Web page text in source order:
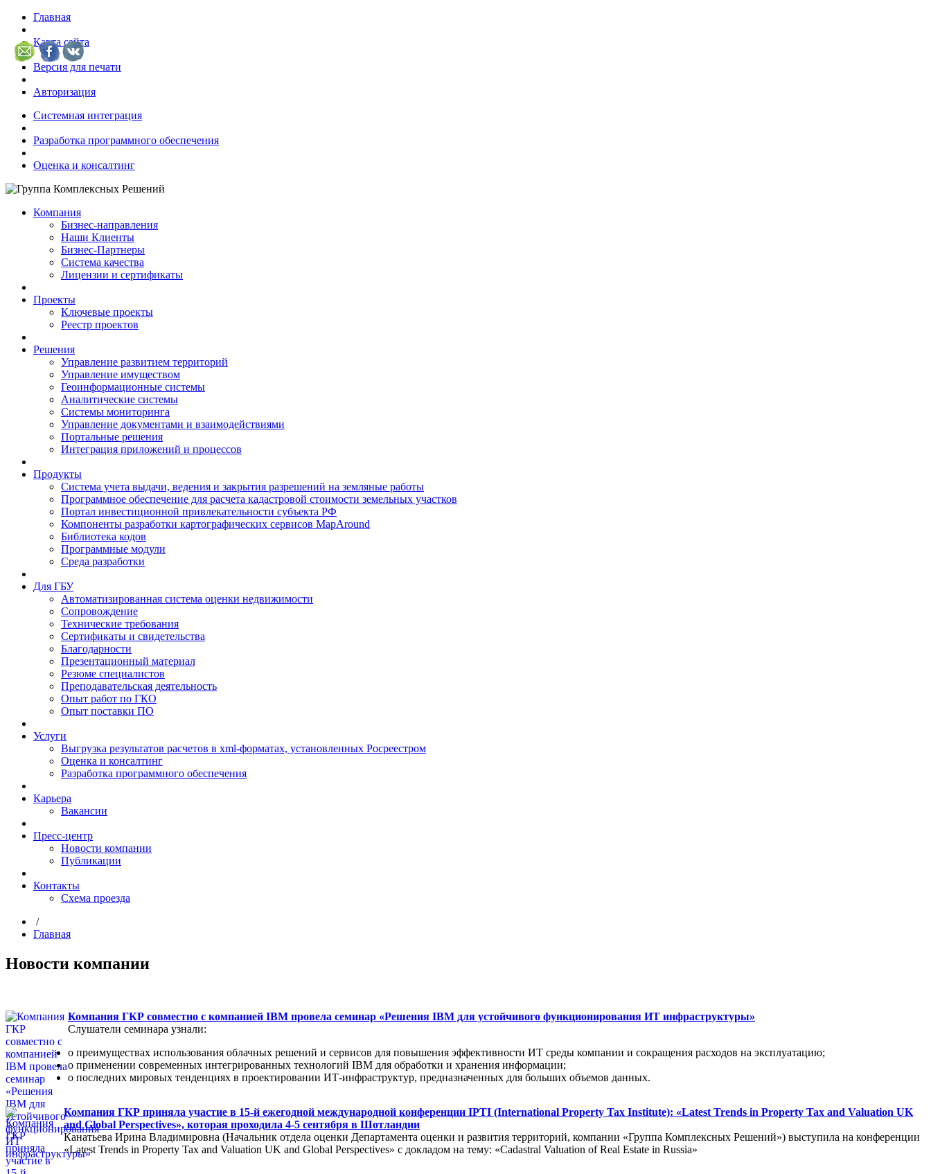
Главная
Карта сайта
Версия для печати
Авторизация
Системная интеграция
Разработка программного обеспечения
Оценка и консалтинг
Компания
Бизнес-направления
Наши Клиенты
Бизнес-Партнеры
Система качества
Лицензии и сертификаты
Проекты
Ключевые проекты
Реестр проектов
Решения
Управление развитием территорий
Управление имуществом
Геоинформационные системы
Аналитические системы
Системы мониторинга
Управление документами и взаимодействиями
Портальные решения
Интеграция приложений и процессов
Продукты
Система учета выдачи, ведения и закрытия разрешений на земляные работы
Программное обеспечение для расчета кадастровой стоимости земельных участков
Портал инвестиционной привлекательности субъекта РФ
Компоненты разработки картографических сервисов MapAround
Библиотека кодов
Программные модули
Среда разработки
Для ГБУ
Автоматизированная система оценки недвижимости
Сопровождение
Технические требования
Сертификаты и свидетельства
Благодарности
Презентационный материал
Резюме специалистов
Преподавательская деятельность
Опыт работ по ГКО
Опыт поставки ПО
Услуги
Выгрузка результатов расчетов в xml-форматах, установленных Росреестром
Оценка и консалтинг
Разработка программного обеспечения
Карьера
Вакансии
Пресс-центр
Новости компании
Публикации
Контакты
Схема проезда
/
Главная
Новости компании
Компания ГКР совместно с компанией IBM провела семинар «Решения IBM для устойчивого функционирования ИТ инфраструктуры»
Слушатели семинара узнали:
о преимуществах использования облачных решений и сервисов для повышения эффективности ИТ среды компании и сокращения расходов на эксплуатацию;
о применении современных интегрированных технологий IBM для обработки и хранения информации;
о последних мировых тенденциях в проектировании ИТ-инфраструктур, предназначенных для больших объемов данных.
Компания ГКР приняла участие в 15-й ежегодной международной конференции IPTI (International Property Tax Institute): «Latest Trends in Property Tax and Valuation UK
and Global Perspectives», которая проходила 4-5 сентября в Шотландии
Канатьева Ирина Владимировна (Начальник отдела оценки Департамента оценки и развития территорий, компании «Группа Комплексных Решений») выступила на конференции
«Latest Trends in Property Tax and Valuation UK and Global Perspectives» с докладом на тему: «Cadastral Valuation of Real Estate in Russia»